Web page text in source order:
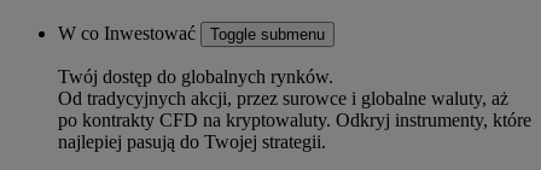
W co Inwestować Toggle submenu
Twój dostęp do globalnych rynków.
Od tradycyjnych akcji, przez surowce i globalne waluty, aż
po kontrakty CFD na kryptowaluty. Odkryj instrumenty, które
najlepiej pasują do Twojej strategii.